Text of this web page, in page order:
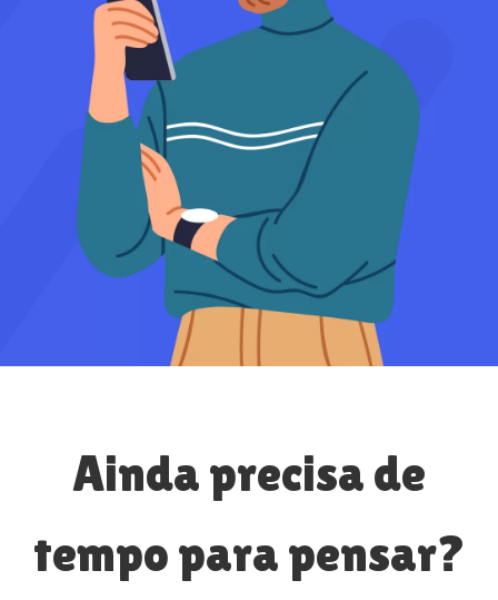
Ainda precisa de
tempo para pensar?